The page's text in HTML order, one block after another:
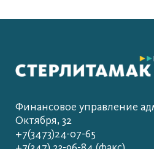
Финансовое управление
Октября, 32
+7(3473)24-07-65